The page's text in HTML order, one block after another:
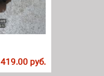
419.00 руб.